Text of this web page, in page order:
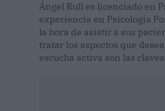
Ángel Rull es licenciado en
experiencia en Psicología
la hora de asistir a sus
tratar los aspectos que
escucha activa son las